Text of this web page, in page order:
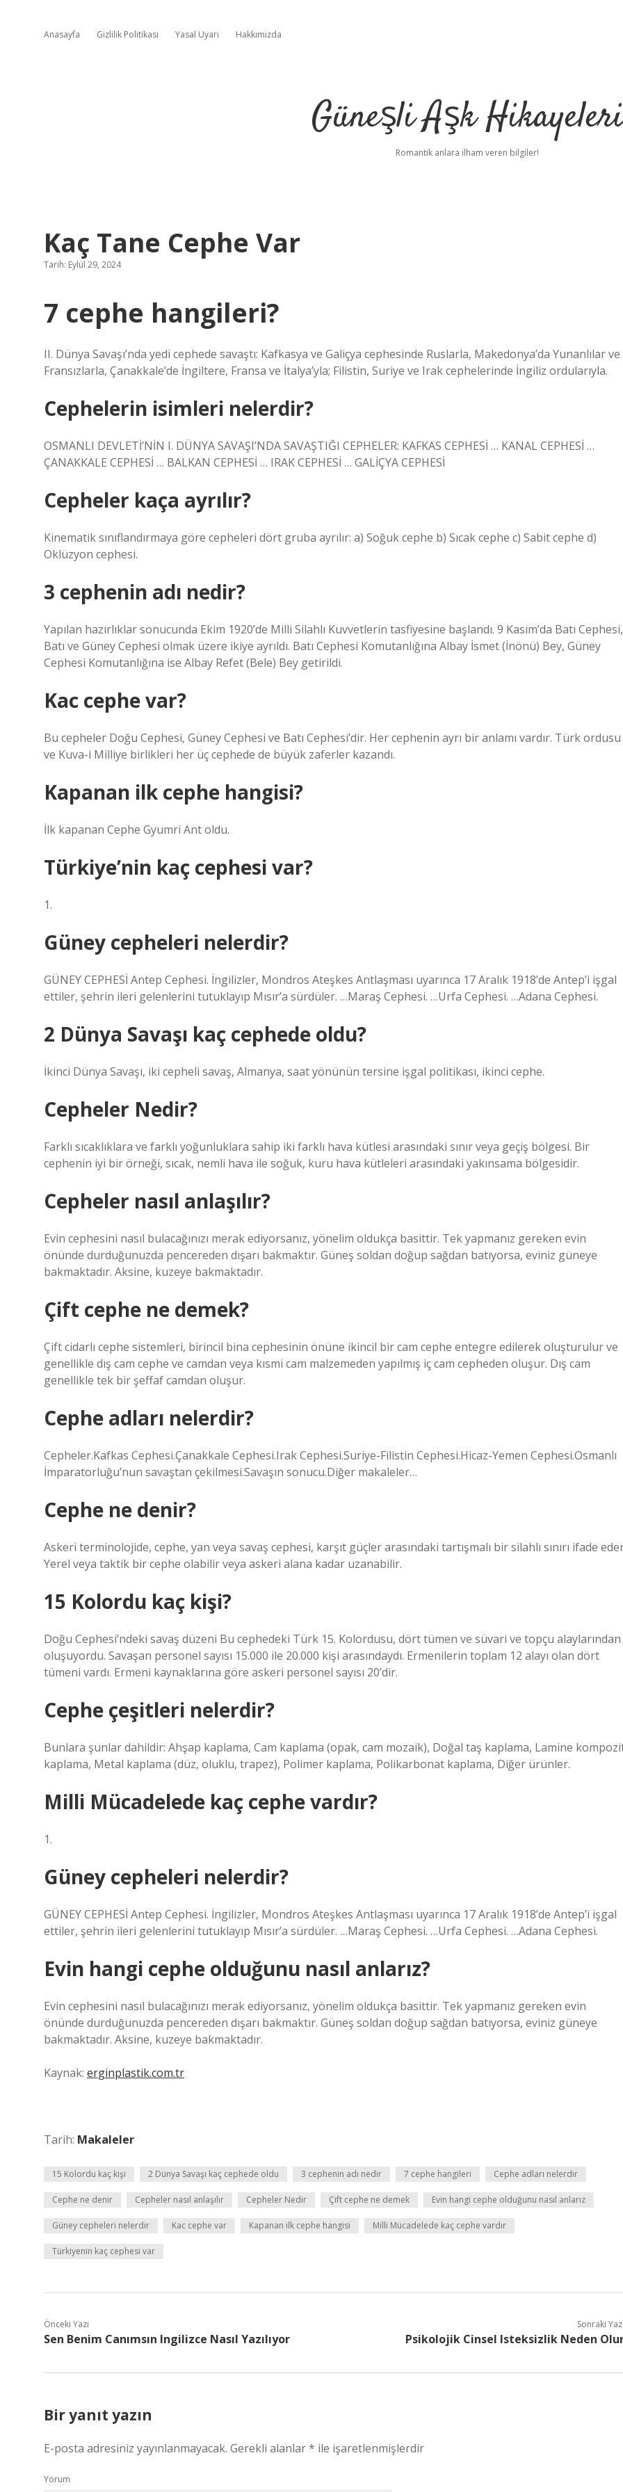
Anasayfa Gizlilik Politikası Yasal Uyarı Hakkımızda
Güneşli Aşk Hikayeleri
Romantik anlara ilham veren bilgiler!
Kaç Tane Cephe Var
Tarih: Eylül 29, 2024
7 cephe hangileri?
II. Dünya Savaşı’nda yedi cephede savaştı: Kafkasya ve Galiçya cephesinde Ruslarla, Makedonya’da Yunanlılar ve
Fransızlarla, Çanakkale’de İngiltere, Fransa ve İtalya’yla; Filistin, Suriye ve Irak cephelerinde İngiliz ordularıyla.
Cephelerin isimleri nelerdir?
OSMANLI DEVLETİ’NİN I. DÜNYA SAVAŞI’NDA SAVAŞTIĞI CEPHELER: KAFKAS CEPHESİ … KANAL CEPHESİ …
ÇANAKKALE CEPHESİ … BALKAN CEPHESİ … IRAK CEPHESİ … GALİÇYA CEPHESİ
Cepheler kaça ayrılır?
Kinematik sınıflandırmaya göre cepheleri dört gruba ayrılır: a) Soğuk cephe b) Sıcak cephe c) Sabit cephe d)
Oklüzyon cephesi.
3 cephenin adı nedir?
Yapılan hazırlıklar sonucunda Ekim 1920’de Milli Silahlı Kuvvetlerin tasfiyesine başlandı. 9 Kasım’da Batı Cephesi,
Batı ve Güney Cephesi olmak üzere ikiye ayrıldı. Batı Cephesi Komutanlığına Albay İsmet (İnönü) Bey, Güney
Cephesi Komutanlığına ise Albay Refet (Bele) Bey getirildi.
Kac cephe var?
Bu cepheler Doğu Cephesi, Güney Cephesi ve Batı Cephesi’dir. Her cephenin ayrı bir anlamı vardır. Türk ordusu
ve Kuva-i Milliye birlikleri her üç cephede de büyük zaferler kazandı.
Kapanan ilk cephe hangisi?
İlk kapanan Cephe Gyumri Ant oldu.
Türkiye’nin kaç cephesi var?
1.
Güney cepheleri nelerdir?
GÜNEY CEPHESİ Antep Cephesi. İngilizler, Mondros Ateşkes Antlaşması uyarınca 17 Aralık 1918’de Antep’i işgal
ettiler, şehrin ileri gelenlerini tutuklayıp Mısır’a sürdüler. …Maraş Cephesi. …Urfa Cephesi. …Adana Cephesi.
2 Dünya Savaşı kaç cephede oldu?
İkinci Dünya Savaşı, iki cepheli savaş, Almanya, saat yönünün tersine işgal politikası, ikinci cephe.
Cepheler Nedir?
Farklı sıcaklıklara ve farklı yoğunluklara sahip iki farklı hava kütlesi arasındaki sınır veya geçiş bölgesi. Bir
cephenin iyi bir örneği, sıcak, nemli hava ile soğuk, kuru hava kütleleri arasındaki yakınsama bölgesidir.
Cepheler nasıl anlaşılır?
Evin cephesini nasıl bulacağınızı merak ediyorsanız, yönelim oldukça basittir. Tek yapmanız gereken evin
önünde durduğunuzda pencereden dışarı bakmaktır. Güneş soldan doğup sağdan batıyorsa, eviniz güneye
bakmaktadır. Aksine, kuzeye bakmaktadır.
Çift cephe ne demek?
Çift cidarlı cephe sistemleri, birincil bina cephesinin önüne ikincil bir cam cephe entegre edilerek oluşturulur ve
genellikle dış cam cephe ve camdan veya kısmi cam malzemeden yapılmış iç cam cepheden oluşur. Dış cam
genellikle tek bir şeffaf camdan oluşur.
Cephe adları nelerdir?
Cepheler.Kafkas Cephesi.Çanakkale Cephesi.Irak Cephesi.Suriye-Filistin Cephesi.Hicaz-Yemen Cephesi.Osmanlı
İmparatorluğu’nun savaştan çekilmesi.Savaşın sonucu.Diğer makaleler…
Cephe ne denir?
Askeri terminolojide, cephe, yan veya savaş cephesi, karşıt güçler arasındaki tartışmalı bir silahlı sınırı ifade
Yerel veya taktik bir cephe olabilir veya askeri alana kadar uzanabilir.
15 Kolordu kaç kişi?
Doğu Cephesi’ndeki savaş düzeni Bu cephedeki Türk 15. Kolordusu, dört tümen ve süvari ve topçu alaylarından
oluşuyordu. Savaşan personel sayısı 15.000 ile 20.000 kişi arasındaydı. Ermenilerin toplam 12 alayı olan dört
tümeni vardı. Ermeni kaynaklarına göre askeri personel sayısı 20’dir.
Cephe çeşitleri nelerdir?
Bunlara şunlar dahildir: Ahşap kaplama, Cam kaplama (opak, cam mozaik), Doğal taş kaplama, Lamine
kaplama, Metal kaplama (düz, oluklu, trapez), Polimer kaplama, Polikarbonat kaplama, Diğer ürünler.
Milli Mücadelede kaç cephe vardır?
1.
Güney cepheleri nelerdir?
GÜNEY CEPHESİ Antep Cephesi. İngilizler, Mondros Ateşkes Antlaşması uyarınca 17 Aralık 1918’de Antep’i işgal
ettiler, şehrin ileri gelenlerini tutuklayıp Mısır’a sürdüler. …Maraş Cephesi. …Urfa Cephesi. …Adana Cephesi.
Evin hangi cephe olduğunu nasıl anlarız?
Evin cephesini nasıl bulacağınızı merak ediyorsanız, yönelim oldukça basittir. Tek yapmanız gereken evin
önünde durduğunuzda pencereden dışarı bakmaktır. Güneş soldan doğup sağdan batıyorsa, eviniz güneye
bakmaktadır. Aksine, kuzeye bakmaktadır.
Kaynak: erginplastik.com.tr
Tarih: Makaleler
15 Kolordu kaç kişi 2 Dünya Savaşı kaç cephede oldu 3 cephenin adı nedir 7 cephe hangileri Cephe adları nelerdir
Cephe ne denir Cepheler nasıl anlaşılır Cepheler Nedir Çift cephe ne demek Evin hangi cephe olduğunu nasıl anlarız
Güney cepheleri nelerdir Kac cephe var Kapanan ilk cephe hangisi Milli Mücadelede kaç cephe vardır
Türkiyenin kaç cephesi var
Önceki Yazı
Sen Benim Canımsın Ingilizce Nasıl Yazılıyor
Sonraki
Psikolojik Cinsel Isteksizlik Neden
Bir yanıt yazın
E-posta adresiniz yayınlanmayacak. Gerekli alanlar* ile işaretlenmişlerdir
Yorum